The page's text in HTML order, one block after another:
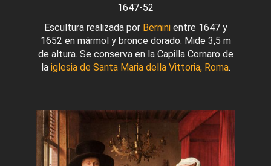
1647-52
Escultura realizada por Berninientre 1647 y
1652 en mármol y bronce dorado. Mide 3,5 m
de altura. Se conserva en la Capilla Cornaro de
la iglesia de Santa Maria della Vittoria, Roma.